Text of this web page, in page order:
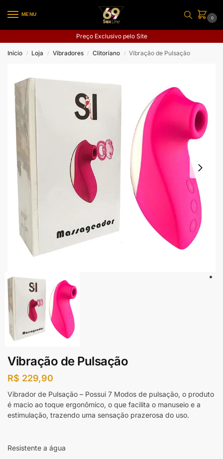
MENU
0
Preço Exclusivo pelo Site
Início / Loja / Vibradores / Clitoriano / Vibração de Pulsação
Vibração de Pulsação
R$ 229,90
Vibrador de Pulsação – Possui 7 Modos de pulsação, o produto
é macio ao toque ergonômico, o que facilita o manuseio e a
estimulação, trazendo uma sensação prazerosa do uso.
Resistente a água